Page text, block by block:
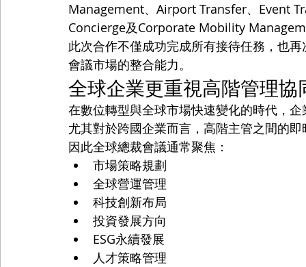
Management、Airport Transfer、Event
Concierge及Corporate Mobility
此次合作不僅成功完成所有接待任務，也
會議市場的整合能力。
全球企業更重視高階管理協
在數位轉型與全球市場快速變化的時代，
尤其對於跨國企業而言，高階主管之間的
因此全球總裁會議通常聚焦：
市場策略規劃
全球營運管理
科技創新布局
投資發展方向
ESG永續發展
人才策略管理